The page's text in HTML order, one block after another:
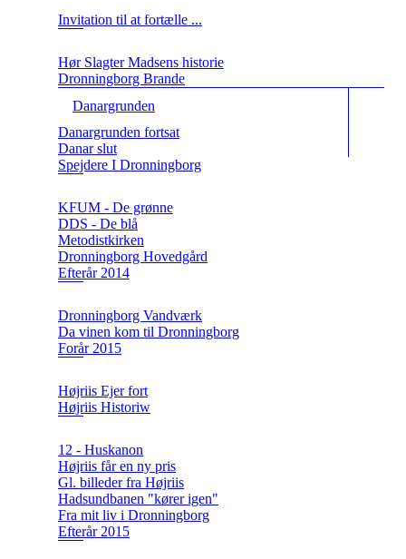
Invitation til at fortælle ...
Hør Slagter Madsens historie
Dronningborg Brande
Danargrunden
Danargrunden fortsat
Danar slut
Spejdere I Dronningborg
KFUM - De grønne
DDS - De blå
Metodistkirken
Dronningborg Hovedgård
Efterår 2014
Dronningborg Vandværk
Da vinen kom til Dronningborg
Forår 2015
Højriis Ejer fort
Højriis Historiw
12 - Huskanon
Højriis får en ny pris
Gl. billeder fra Højriis
Hadsundbanen "kører igen"
Fra mit liv i Dronningborg
Efterår 2015